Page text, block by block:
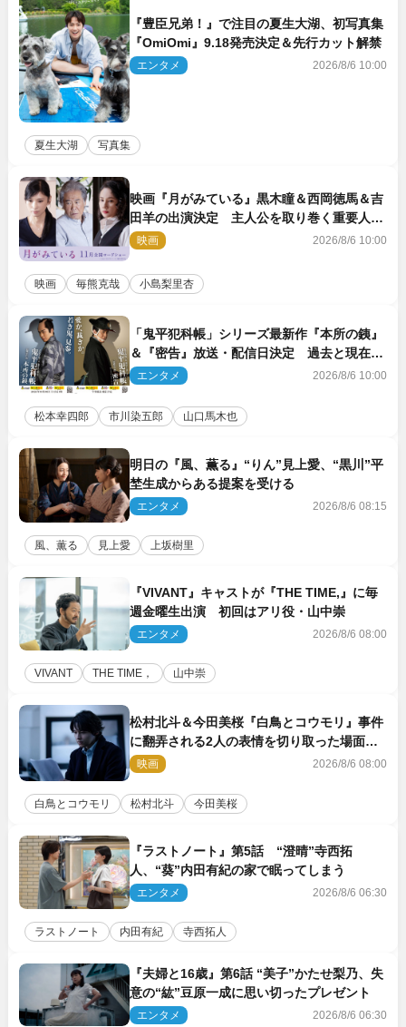
『豊臣兄弟！』で注目の夏生大湖、初写真集
『OmiOmi』9.18発売決定＆先行カット解禁
エンタメ 2026/8/6 10:00
夏生大湖 写真集
映画『月がみている』黒木瞳＆西岡徳馬＆吉
田羊の出演決定 主人公を取り巻く重要人物
を演じる
映画 2026/8/6 10:00
映画 毎熊克哉 小島梨里杏
「鬼平犯科帳」シリーズ最新作『本所の銕』
＆『密告』放送・配信日決定 過去と現在が
繋がるビジュアルも解禁
エンタメ 2026/8/6 10:00
松本幸四郎 市川染五郎 山口馬木也
明日の『風、薫る』“りん”見上愛、“黒川”平
埜生成からある提案を受ける
エンタメ 2026/8/6 08:15
風、薫る 見上愛 上坂樹里
『VIVANT』キャストが『THE TIME,』に毎
週金曜生出演 初回はアリ役・山中崇
エンタメ 2026/8/6 08:00
VIVANT THE TIME， 山中崇
松村北斗＆今田美桜『白鳥とコウモリ』事件
に翻弄される2人の表情を切り取った場面写
真解禁
映画 2026/8/6 08:00
白鳥とコウモリ 松村北斗 今田美桜
『ラストノート』第5話 “澄晴”寺西拓
人、“葵”内田有紀の家で眠ってしまう
エンタメ 2026/8/6 06:30
ラストノート 内田有紀 寺西拓人
『夫婦と16歳』第6話 “美子”かたせ梨乃、失
意の“紘”豆原一成に思い切ったプレゼント
エンタメ 2026/8/6 06:30